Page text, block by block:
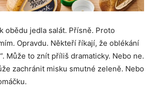
obědu jedla salát. Přísně. Proto
Opravdu. Někteří říkají, že oblékání
Může to znít příliš dramaticky. Nebo ne.
zachránit misku smutné zeleně. Nebo